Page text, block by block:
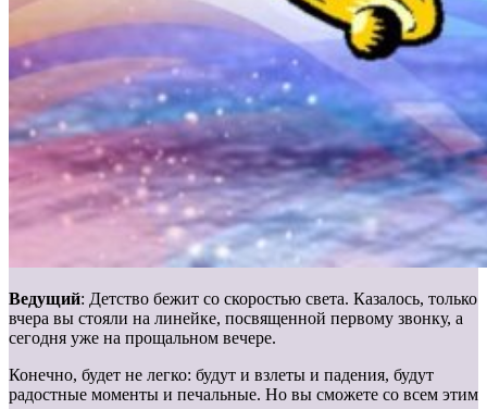
Ведущий: Детство бежит со скоростью света. Казалось, только
вчера вы стояли на линейке, посвященной первому звонку, а
сегодня уже на прощальном вечере.
Конечно, будет не легко: будут и взлеты и падения, будут
радостные моменты и печальные. Но вы сможете со всем этим